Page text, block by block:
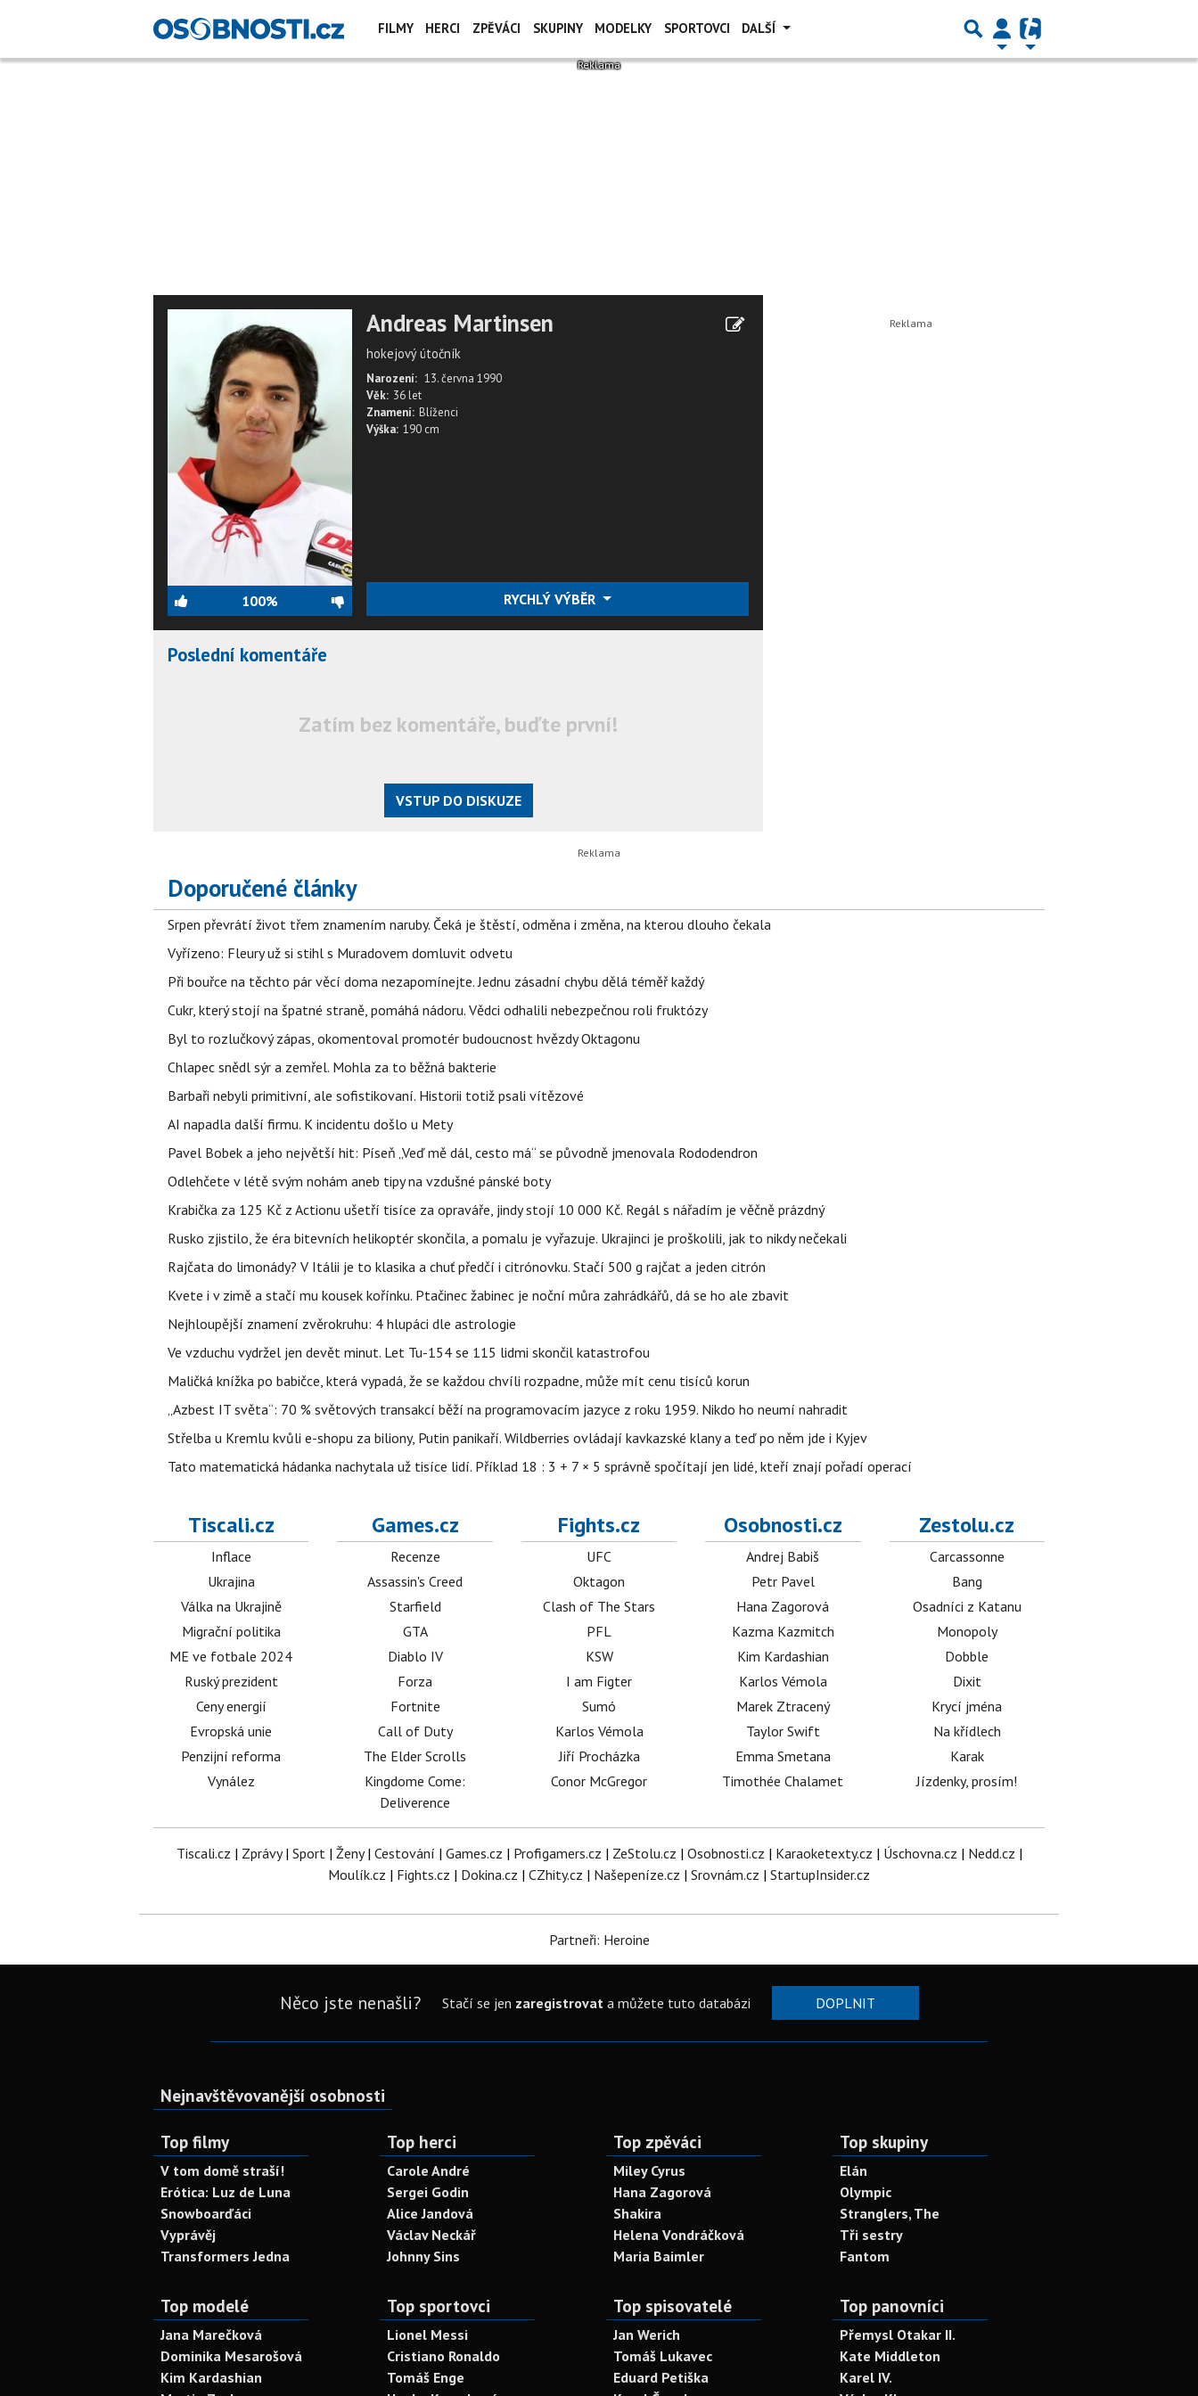
FILMY HERCI ZPĚVÁCI SKUPINY MODELKY SPORTOVCI DALŠÍ
100%
Andreas Martinsen
hokejový útočník
Narození: 13. června 1990
Věk: 36 let
Znamení: Blíženci
Výška: 190 cm
RYCHLÝ VÝBĚR
Poslední komentáře
Zatím bez komentáře, buďte první!
VSTUP DO DISKUZE
Doporučené články
Srpen převrátí život třem znamením naruby. Čeká je štěstí, odměna i změna, na kterou dlouho čekala
Vyřízeno: Fleury už si stihl s Muradovem domluvit odvetu
Při bouřce na těchto pár věcí doma nezapomínejte. Jednu zásadní chybu dělá téměř každý
Cukr, který stojí na špatné straně, pomáhá nádoru. Vědci odhalili nebezpečnou roli fruktózy
Byl to rozlučkový zápas, okomentoval promotér budoucnost hvězdy Oktagonu
Chlapec snědl sýr a zemřel. Mohla za to běžná bakterie
Barbaři nebyli primitivní, ale sofistikovaní. Historii totiž psali vítězové
AI napadla další firmu. K incidentu došlo u Mety
Pavel Bobek a jeho největší hit: Píseň „Veď mě dál, cesto má“ se původně jmenovala Rododendron
Odlehčete v létě svým nohám aneb tipy na vzdušné pánské boty
Krabička za 125 Kč z Actionu ušetří tisíce za opraváře, jindy stojí 10 000 Kč. Regál s nářadím je věčně prázdný
Rusko zjistilo, že éra bitevních helikoptér skončila, a pomalu je vyřazuje. Ukrajinci je proškolili, jak to nikdy nečekali
Rajčata do limonády? V Itálii je to klasika a chuť předčí i citrónovku. Stačí 500 g rajčat a jeden citrón
Kvete i v zimě a stačí mu kousek kořínku. Ptačinec žabinec je noční můra zahrádkářů, dá se ho ale zbavit
Nejhloupější znamení zvěrokruhu: 4 hlupáci dle astrologie
Ve vzduchu vydržel jen devět minut. Let Tu-154 se 115 lidmi skončil katastrofou
Maličká knížka po babičce, která vypadá, že se každou chvíli rozpadne, může mít cenu tisíců korun
„Azbest IT světa“: 70 % světových transakcí běží na programovacím jazyce z roku 1959. Nikdo ho neumí nahradit
Střelba u Kremlu kvůli e-shopu za biliony, Putin panikaří. Wildberries ovládají kavkazské klany a teď po něm jde i Kyjev
Tato matematická hádanka nachytala už tisíce lidí. Příklad 18 : 3 + 7 × 5 správně spočítají jen lidé, kteří znají pořadí operací
Tiscali.cz
Inflace
Ukrajina
Válka na Ukrajině
Migrační politika
ME ve fotbale 2024
Ruský prezident
Ceny energií
Evropská unie
Penzijní reforma
Vynález
Games.cz
Recenze
Assassin's Creed
Starfield
GTA
Diablo IV
Forza
Fortnite
Call of Duty
The Elder Scrolls
Kingdome Come:
Deliverence
Fights.cz
UFC
Oktagon
Clash of The Stars
PFL
KSW
I am Figter
Sumó
Karlos Vémola
Jiří Procházka
Conor McGregor
Osobnosti.cz
Andrej Babiš
Petr Pavel
Hana Zagorová
Kazma Kazmitch
Kim Kardashian
Karlos Vémola
Marek Ztracený
Taylor Swift
Emma Smetana
Timothée Chalamet
Zestolu.cz
Carcassonne
Bang
Osadníci z Katanu
Monopoly
Dobble
Dixit
Krycí jména
Na křídlech
Karak
Jízdenky, prosím!
Tiscali.cz | Zprávy| Sport| Ženy| Cestování | Games.cz | Profigamers.cz | ZeStolu.cz | Osobnosti.cz | Karaoketexty.cz | Úschovna.cz | Nedd.cz |
Moulík.cz | Fights.cz | Dokina.cz | CZhity.cz | Našepeníze.cz | Srovnám.cz | StartupInsider.cz
Partneři: Heroine
Něco jste nenašli? Stačí se jen zaregistrovata můžete tuto databázi DOPLNIT
Nejnavštěvovanější osobnosti
Top filmy
V tom domě straší!
Erótica: Luz de Luna
Snowboarďáci
Vyprávěj
Transformers Jedna
Top herci
Carole André
Sergei Godin
Alice Jandová
Václav Neckář
Johnny Sins
Top zpěváci
Miley Cyrus
Hana Zagorová
Shakira
Helena Vondráčková
Maria Baimler
Top skupiny
Elán
Olympic
Stranglers, The
Tři sestry
Fantom
Top modelé
Jana Marečková
Dominika Mesarošová
Kim Kardashian
Top sportovci
Lionel Messi
Cristiano Ronaldo
Tomáš Enge
Top spisovatelé
Jan Werich
Tomáš Lukavec
Eduard Petiška
Top panovníci
Přemysl Otakar II.
Kate Middleton
Karel IV.